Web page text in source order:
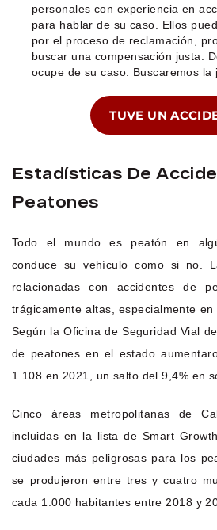
personales con experiencia en
para hablar de su caso. Ellos
por el proceso de reclamación,
buscar una compensación justa.
ocupe de su caso. Buscaremos la
TUVE UN
Estadísticas De
Peatones
Todo el mundo es peatón en
conduce su vehículo como si no.
relacionadas con accidentes de
trágicamente altas, especialmente en
Según la Oficina de Seguridad Vial
de peatones en el estado
1.108 en 2021, un salto del 9,4% en
Cinco áreas metropolitanas de
incluidas en la lista de Smart
ciudades más peligrosas para los
se produjeron entre tres y cuatro
cada 1.000 habitantes entre 2018 y